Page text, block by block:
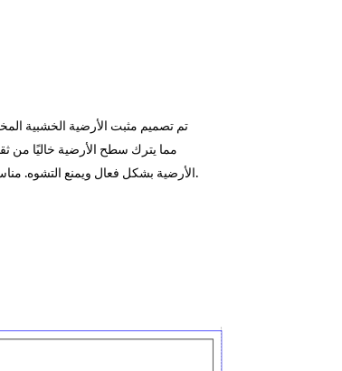
تم تصميم مثبت الأرضية الخشبية
مما يترك سطح الأرضية خاليًا من
الأرضية بشكل فعال ويمنع التشوه. مناسب لمشاريع تركيب الأرضيات الخشبية المختلفة بما في ذلك تجديد المنازل والمساحات التجارية.